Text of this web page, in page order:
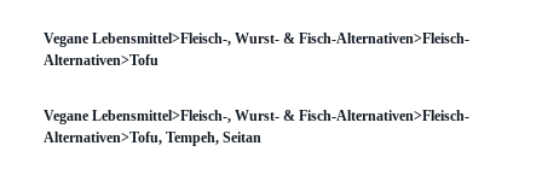
Vegane Lebensmittel>Fleisch-, Wurst- & Fisch-Alternativen>Fleisch-
Alternativen>Tofu
Vegane Lebensmittel>Fleisch-, Wurst- & Fisch-Alternativen>Fleisch-
Alternativen>Tofu, Tempeh, Seitan